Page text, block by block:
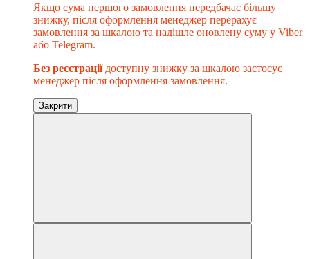
Якщо сума першого замовлення передбачає більшу
знижку, після оформлення менеджер перерахує
замовлення за шкалою та надішле оновлену суму у Viber
або Telegram.
Без реєстраціїдоступну знижку за шкалою застосує
менеджер після оформлення замовлення.
Закрити